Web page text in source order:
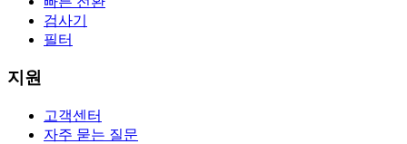
검사기
필터
지원
고객센터
자주 묻는 질문